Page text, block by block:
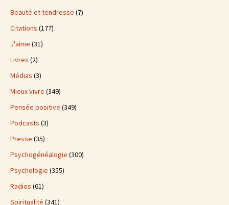
Beauté et tendresse (7)
Citations (177)
J'aime (31)
Livres (2)
Médias (3)
Mieux vivre (349)
Pensée positive (349)
Podcasts (3)
Presse (35)
Psychogénéalogie (300)
Psychologie (355)
Radios (61)
Spiritualité (341)